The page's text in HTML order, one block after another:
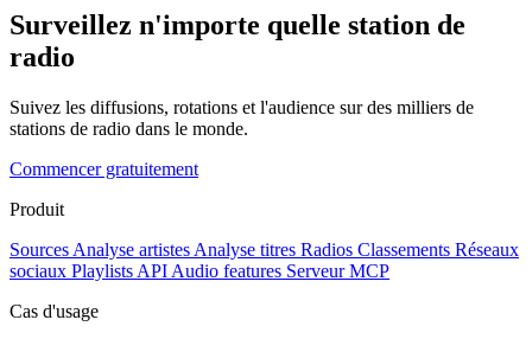
Surveillez n'importe quelle station de
radio
Suivez les diffusions, rotations et l'audience sur des milliers de
stations de radio dans le monde.
Commencer gratuitement
Produit
Sources Analyse artistes Analyse titres Radios Classements Réseaux
sociaux Playlists API Audio features Serveur MCP
Cas d'usage